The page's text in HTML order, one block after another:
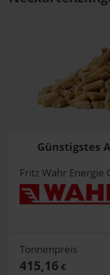
Günstigstes
Fritz Wahr Energie
Tonnenpreis
415,16 €